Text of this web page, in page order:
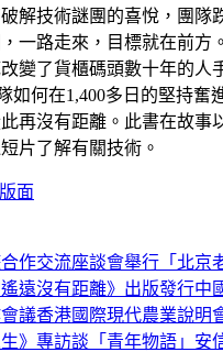
解技術謎團的喜悅，團隊
一路走來，目標就在前方
變了貨櫃碼頭數十年的人
如何在1,400多日的堅持奮
再沒有距離。此書在故事
片了解有關技術。
面
作交流座談會舉行 「北京
遙遠沒有距離》出版發行中
議香港國際現代農業說明
》專訪談「青年物語」 安